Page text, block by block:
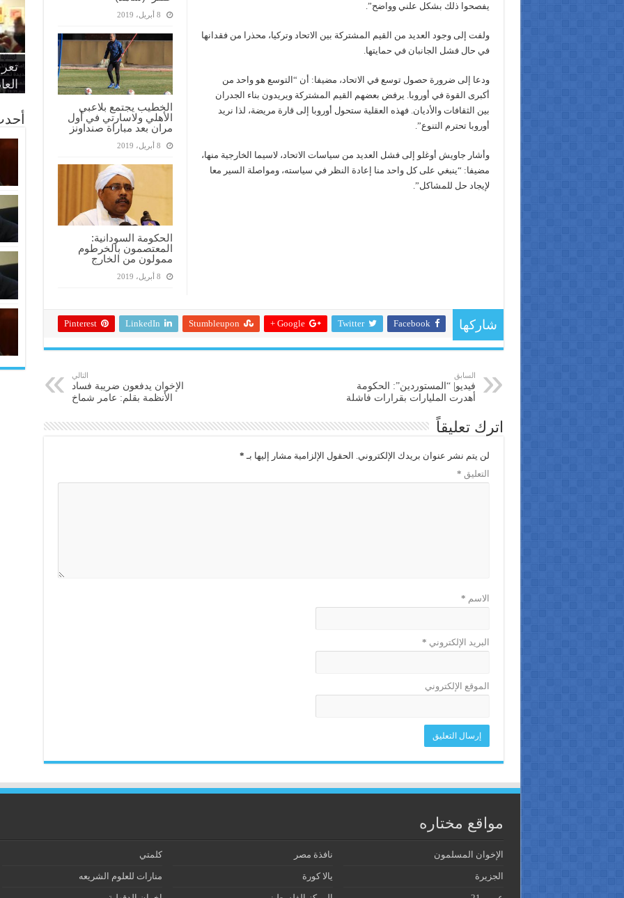
8 أبريل، 2019
الخطيب يجتمع بلاعبي
الأهلي ولاسارتي في أول
مران بعد مباراة صنداونز
8 أبريل، 2019
الحكومة السودانية:
المعتصمون بالخرطوم
ممولون من الخارج
8 أبريل، 2019
يفصحوا ذلك بشكل علني وواضح”.
ولفت إلى وجود العديد من القيم المشتركة بين الاتحاد وتركيا، محذرا من فقدانها
في حال فشل الجانبان في حمايتها.
ودعا إلى ضرورة حصول توسع في الاتحاد، مضيفا: أن “التوسع هو واحد من
أكبرى القوة في أوروبا. يرفض بعضهم القيم المشتركة ويريدون بناء الجدران
بين الثقافات والأديان. فهذه العقلية ستحول أوروبا إلى قارة مريضة، لذا نريد
أوروبا تحترم التنوع”.
وأشار جاويش أوغلو إلى فشل العديد من سياسات الاتحاد، لاسيما الخارجية منها،
مضيفا: “ينبغي على كل واحد منا إعادة النظر في سياسته، ومواصلة السير معا
لإيجاد حل للمشاكل”.
شاركها Facebook
Twitter
Google +
Stumbleupon
LinkedIn
Pinterest
السابق
فيديو| “المستوردين”: الحكومة
أهدرت المليارات بقرارات فاشلة
التالي
الإخوان يدفعون ضريبة فساد
الأنظمة بقلم: عامر شماخ
اترك تعليقاً
لن يتم نشر عنوان بريدك الإلكتروني. الحقول الإلزامية مشار إليها بـ *
التعليق *
الاسم *
البريد الإلكتروني *
الموقع الإلكتروني
مواقع مختاره
الإخوان المسلمون نافذة مصر كلمتي
الجزيرة يالا كورة منارات للعلوم الشريعه